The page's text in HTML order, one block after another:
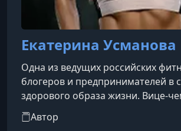
Екатерина Усманова
Одна из ведущих российских
блогеров и предпринимателей в
здорового образа жизни. Вице-
мира и чемпионка России по
также чемпионка России и мира
Автор